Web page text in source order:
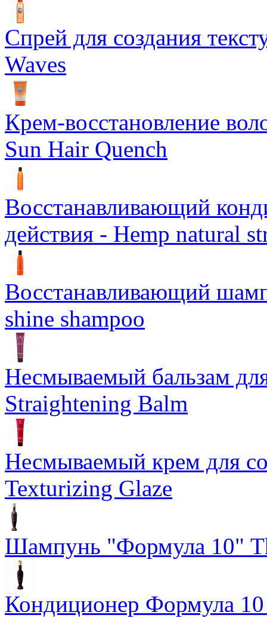
Спрей для создания
Waves
Крем-восстановление
Sun Hair Quench
Восстанавливающий
действия - Hemp natural
Восстанавливающий
shine shampoo
Несмываемый бальзам
Straightening Balm
Несмываемый крем для
Texturizing Glaze
Шампунь "Формула 10"
Кондиционер Формула